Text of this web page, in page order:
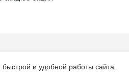
и удобной работы сайта.